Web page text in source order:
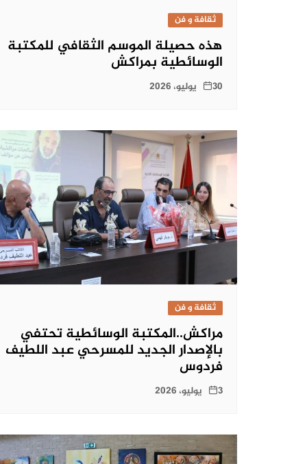
ثقافة و فن
هذه حصيلة الموسم الثقافي للمكتبة
الوسائطية بمراكش
30 يوليو، 2026
ثقافة و فن
مراكش..المكتبة الوسائطية تحتفي
بالإصدار الجديد للمسرحي عبد اللطيف
فردوس
3 يوليو، 2026